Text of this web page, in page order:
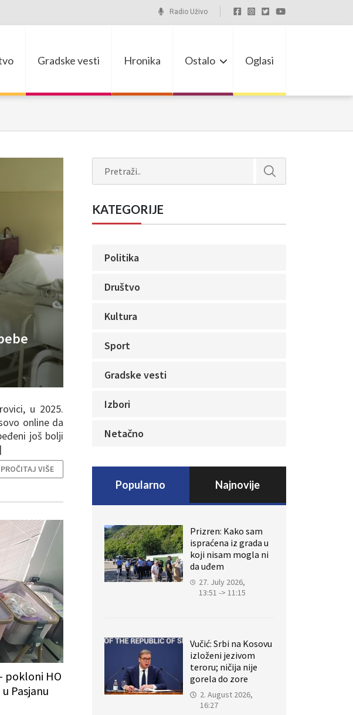
Radio Uživo
Gradske vesti Hronika Ostalo Oglasi
u 2025.
online da
još bolji
PROČITAJ VIŠE
pokloni HO
Pasjanu
KATEGORIJE
Politika
Društvo
Kultura
Sport
Gradske vesti
Izbori
Netačno
Popularno Najnovije
Prizren: Kako sam
ispraćena iz grada u
koji nisam mogla ni
da uđem
27. July 2026,
13:51 -> 11:15
Vučić: Srbi na Kosovu
izloženi jezivom
teroru; ničija nije
gorela do zore
2. August 2026,
16:27